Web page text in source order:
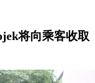
将向乘客收取